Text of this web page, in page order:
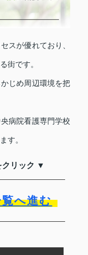
スが優れており、
街です。
じめ周辺環境を把
病院看護専門学校
す。
クリック ▼
へ進む